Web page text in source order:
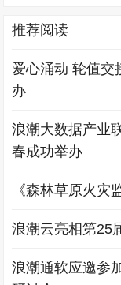
推荐阅读
爱心涌动 轮值交
办
浪潮大数据产业
春成功举办
《森林草原火灾
浪潮云亮相第25
浪潮通软应邀参